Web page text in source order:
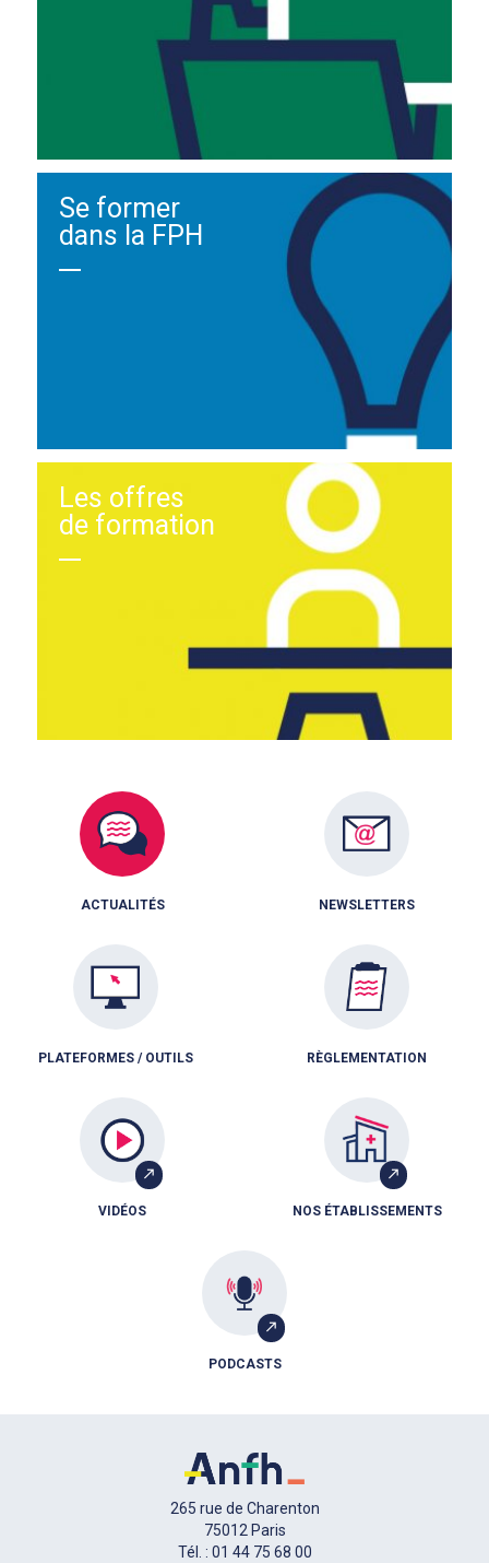
Se former
dans la FPH
Les offres
de formation
ACTUALITÉS NEWSLETTERS
PLATEFORMES / OUTILS RÈGLEMENTATION
VIDÉOS NOS ÉTABLISSEMENTS
PODCASTS
265 rue de Charenton
75012 Paris
Tél. : 01 44 75 68 00